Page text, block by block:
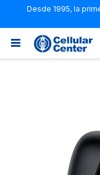
Desde 1995, la
